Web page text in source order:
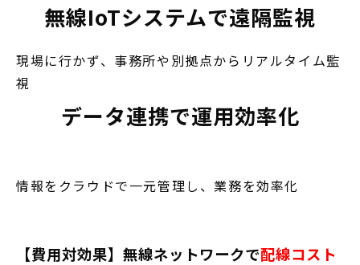
無線IoTシステムで遠隔監視
現場に行かず、事務所や別拠点からリアルタイム監
視
データ連携で運用効率化
情報をクラウドで一元管理し、業務を効率化
【費用対効果】無線ネットワークで配線コスト